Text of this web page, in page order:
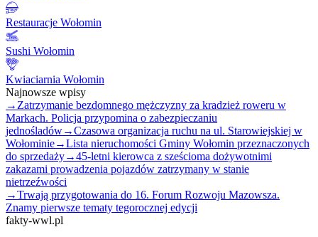
Restauracje Wołomin
Sushi Wołomin
Kwiaciarnia Wołomin
Najnowsze wpisy
→ Zatrzymanie bezdomnego mężczyzny za kradzież roweru w
Markach. Policja przypomina o zabezpieczaniu
jednośladów→Czasowa organizacja ruchu na ul. Starowiejskiej w
Wołominie→Lista nieruchomości Gminy Wołomin przeznaczonych
do sprzedaży→45-letni kierowca z sześcioma dożywotnimi
zakazami prowadzenia pojazdów zatrzymany w stanie
nietrzeźwości
→Trwają przygotowania do 16. Forum Rozwoju Mazowsza.
Znamy pierwsze tematy tegorocznej edycji
fakty-wwl.pl